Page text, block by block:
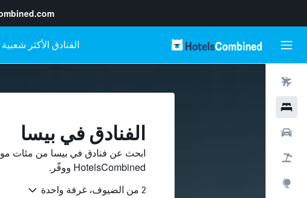
الفنادق في بيسا
ابحث عن فنادق في بيسا من مئات
HotelsCombined ووفّر.
2 من الضيوف، غرفة واحدة